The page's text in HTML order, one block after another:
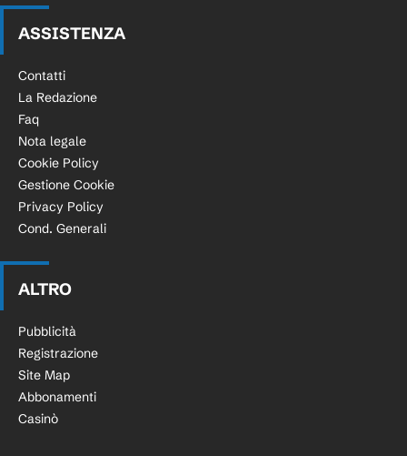
ASSISTENZA
Contatti
La Redazione
Faq
Nota legale
Cookie Policy
Gestione Cookie
Privacy Policy
Cond. Generali
ALTRO
Pubblicità
Registrazione
Site Map
Abbonamenti
Casinò